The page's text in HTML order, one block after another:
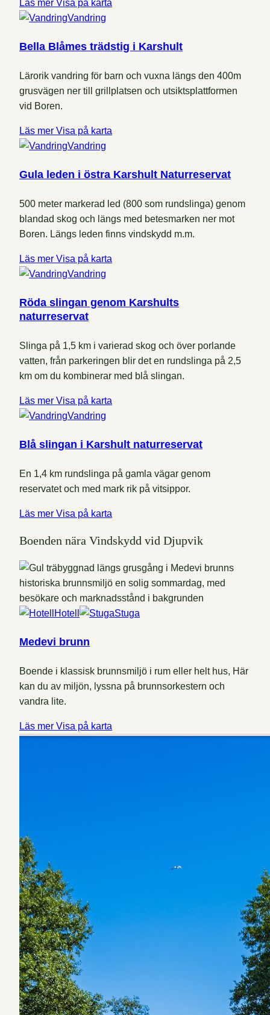
Läs mer Visa på karta
Vandring
Bella Blåmes trädstig i Karshult
Lärorik vandring för barn och vuxna längs den 400m
grusvägen ner till grillplatsen och utsiktsplattformen
vid Boren.
Läs mer Visa på karta
Vandring
Gula leden i östra Karshult Naturreservat
500 meter markerad led (800 som rundslinga) genom
blandad skog och längs med betesmarken ner mot
Boren. Längs leden finns vindskydd m.m.
Läs mer Visa på karta
Vandring
Röda slingan genom Karshults
naturreservat
Slinga på 1,5 km i varierad skog och över porlande
vatten, från parkeringen blir det en rundslinga på 2,5
km om du kombinerar med blå slingan.
Läs mer Visa på karta
Vandring
Blå slingan i Karshult naturreservat
En 1,4 km rundslinga på gamla vägar genom
reservatet och med mark rik på vitsippor.
Läs mer Visa på karta
Boenden nära Vindskydd vid Djupvik
Hotell Stuga
Medevi brunn
Boende i klassisk brunnsmiljö i rum eller helt hus, Här
kan du av miljön, lyssna på brunnsorkestern och
vandra lite.
Läs mer Visa på karta